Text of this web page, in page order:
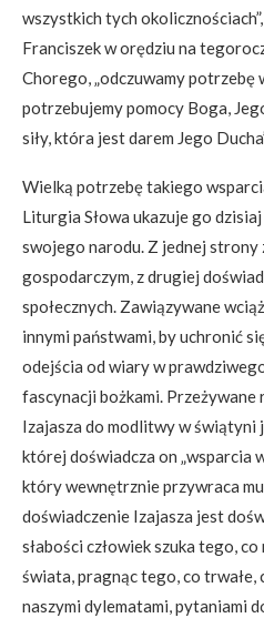
wszystkich tych
Franciszek w orędziu na
Chorego, „odczuwamy potrzebę
potrzebujemy pomocy Boga,
siły, która jest darem Jego
Wielką potrzebę takiego
Liturgia Słowa ukazuje go
swojego narodu. Z jednej strony
gospodarczym, z drugiej
społecznych. Zawiązywane
innymi państwami, by uchronić
odejścia od wiary w
fascynacji bożkami.
Izajasza do modlitwy w świątyni
której doświadcza on „wsparcia
który wewnętrznie przywraca
doświadczenie Izajasza jest
słabości człowiek szuka tego,
świata, pragnąc tego, co
naszymi dylematami, pytaniami